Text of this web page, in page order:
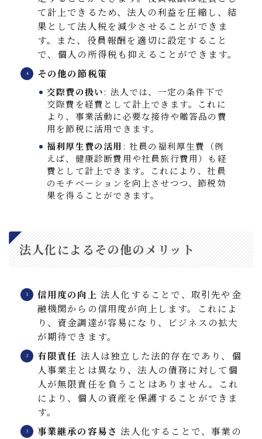
て計上できるため、法人の利益を圧縮し、結
果として法人税を減少させることができま
す。また、役員報酬を適切に設定すること
で、個人の所得税も抑えることができます。
その他の節税策
交際費の扱い: 法人では、一定の条件下で
交際費を経費として計上できます。これに
より、事業活動に必要な接待や贈答品の費
用を節税に活用できます。
福利厚生費の活用: 社員の福利厚生費（例
えば、健康診断費用や社員旅行費用）も経
費として計上できます。これにより、社員
のモチベーションを向上させつつ、節税効
果を得ることができます。
法人化によるその他のメリット
信用度の向上 法人化することで、取引先や金
融機関からの信用度が向上します。これによ
り、資金調達が容易になり、ビジネスの拡大
が期待できます。
有限責任 法人は独立した法的存在であり、個
人事業主とは異なり、法人の債務に対して個
人が無限責任を負うことはありません。これ
により、個人の資産を保護することができま
す。
事業継承の容易さ 法人化することで、事業の